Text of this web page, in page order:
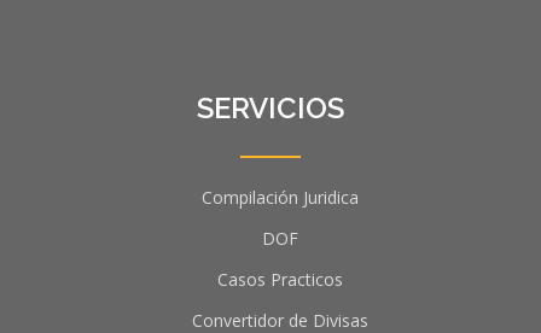
SERVICIOS
Compilación Juridica
DOF
Casos Practicos
Convertidor de Divisas